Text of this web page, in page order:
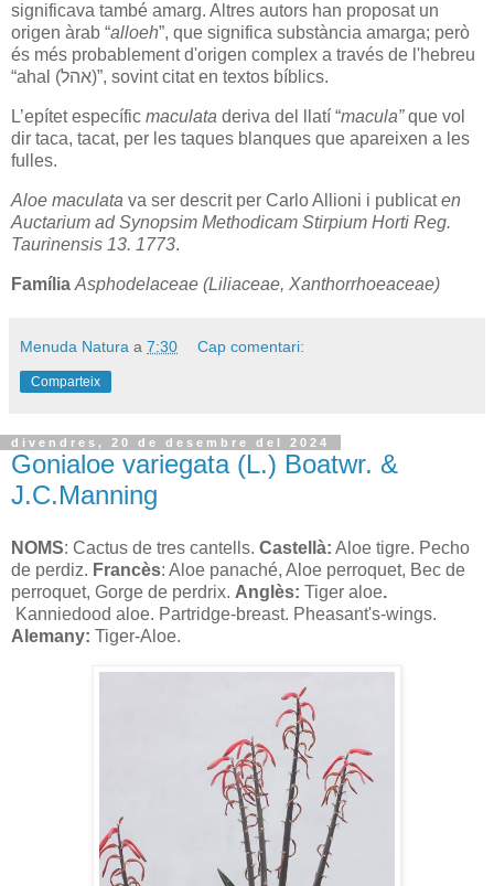
significava també amarg. Altres autors han proposat un
origen àrab “alloeh”, que significa substància amarga; però
és més probablement d'origen complex a través de l'hebreu
“ahal (אהל)”, sovint citat en textos bíblics.
L’epítet específic maculata deriva del llatí “macula”que vol
dir taca, tacat, per les taques blanques que apareixen a les
fulles.
Aloe maculata va ser descrit per Carlo Allioni i publicaten
Auctarium ad Synopsim Methodicam Stirpium Horti Reg.
Taurinensis 13. 1773.
Família Asphodelaceae (Liliaceae, Xanthorrhoeaceae)
Menuda Natura a 7:30 Cap comentari:
Comparteix
divendres, 20 de desembre del 2024
Gonialoe variegata (L.) Boatwr. &
J.C.Manning
NOMS: Cactus de tres cantells. Castellà: Aloe tigre. Pecho
de perdiz. Francès: Aloe panaché, Aloe perroquet, Bec de
perroquet, Gorge de perdrix. Anglès: Tiger aloe.
Kanniedood aloe. Partridge-breast. Pheasant's-wings.
Alemany: Tiger-Aloe.